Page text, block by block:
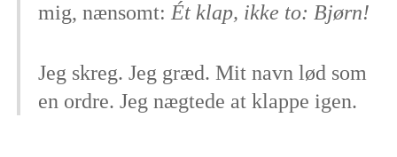
mig, nænsomt: Ét klap, ikke to: Bjørn!
Jeg skreg. Jeg græd. Mit navn lød som
en ordre. Jeg nægtede at klappe igen.